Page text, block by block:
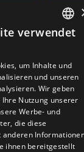
ENGLISH
FRENCH
verwendet
um Inhalte und
und unseren
Wir geben
Nutzung unserer
Werbe- und
die diese
anderen
ihnen bereitgestellt